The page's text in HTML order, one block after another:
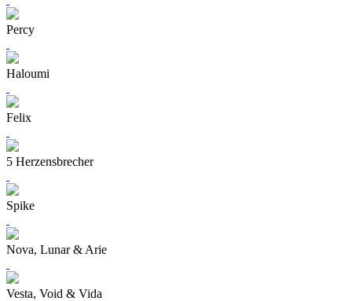
Percy
Haloumi
Felix
5 Herzensbrecher
Spike
Nova, Lunar & Arie
Vesta, Void & Vida